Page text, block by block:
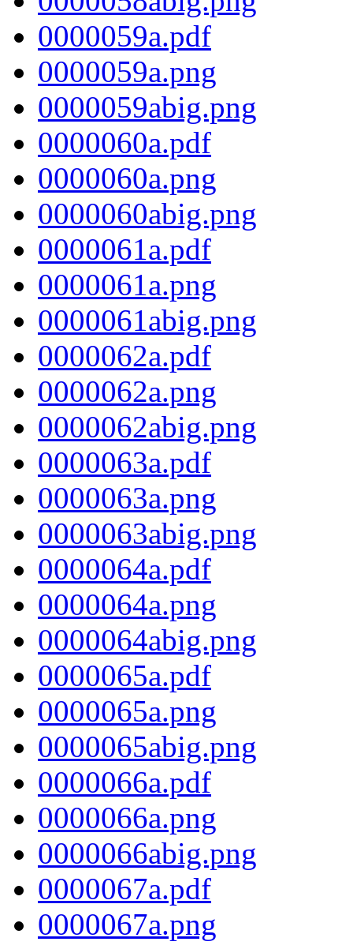
0000059a.pdf
0000059a.png
0000059abig.png
0000060a.pdf
0000060a.png
0000060abig.png
0000061a.pdf
0000061a.png
0000061abig.png
0000062a.pdf
0000062a.png
0000062abig.png
0000063a.pdf
0000063a.png
0000063abig.png
0000064a.pdf
0000064a.png
0000064abig.png
0000065a.pdf
0000065a.png
0000065abig.png
0000066a.pdf
0000066a.png
0000066abig.png
0000067a.pdf
0000067a.png